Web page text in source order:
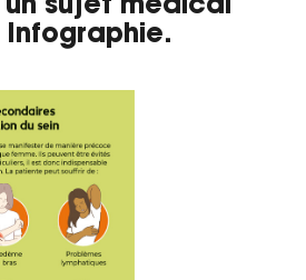
un sujet médical
Infographie.